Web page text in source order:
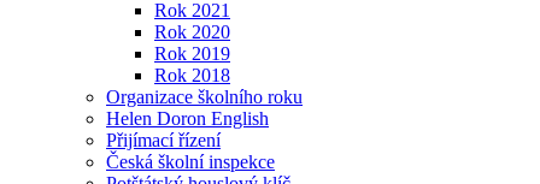
Rok 2021
Rok 2020
Rok 2019
Rok 2018
Organizace školního roku
Helen Doron English
Přijímací řízení
Česká školní inspekce